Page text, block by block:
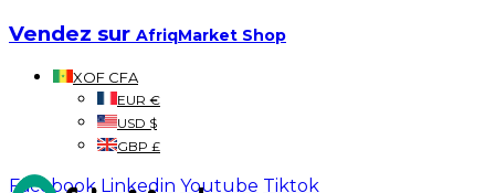
Vendez sur AfriqMarket Shop
XOF CFA
EUR €
USD $
GBP £
Facebook Linkedin Youtube Tiktok